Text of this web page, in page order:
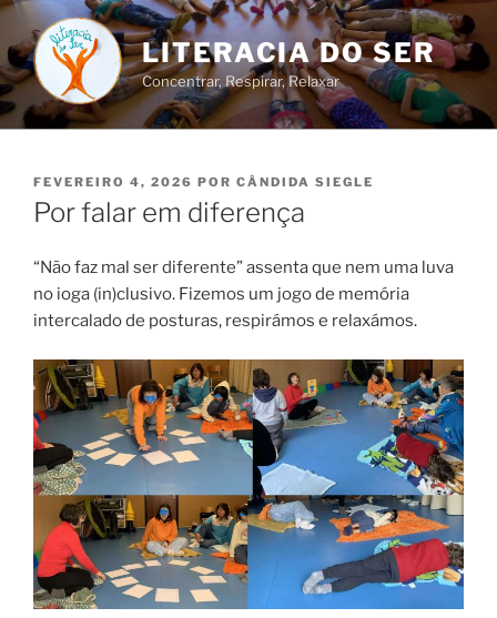
Saltar
para
o
conteúdo
LITERACIA DO SER
Concentrar, Respirar, Relaxar
PUBLICADO
EM
FEVEREIRO 4, 2026 POR CÂNDIDA SIEGLE
Por falar em diferença
“Não faz mal ser diferente” assenta que nem uma luva
no ioga (in)clusivo. Fizemos um jogo de memória
intercalado de posturas, respirámos e relaxámos.